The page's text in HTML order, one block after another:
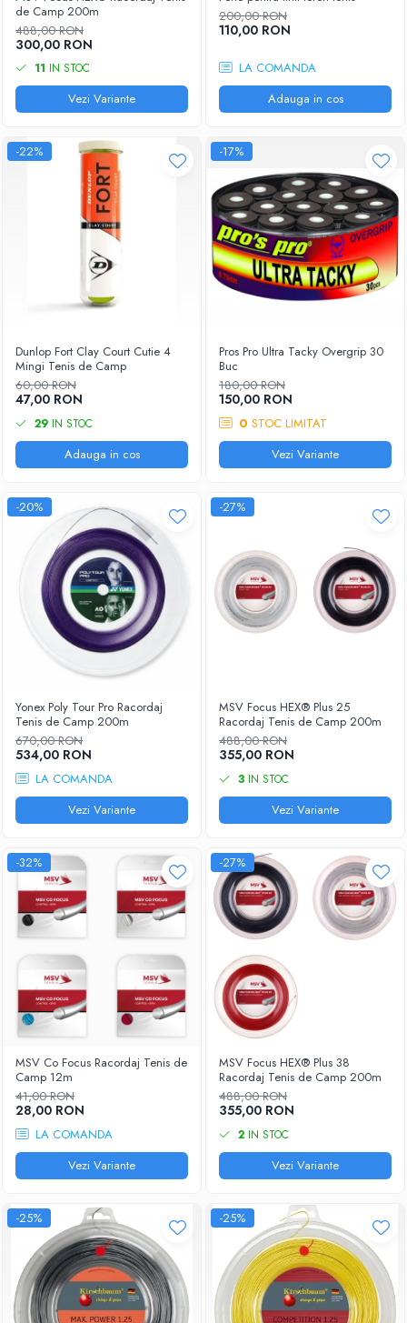
Babolat
Fete
Babolat
Baieti
Nike
Adidas
Accesorii Imbracaminte
Under Armour
de Camp 200m
488,00 RON
300,00 RON
11 IN STOC
Vezi Variante
200,00 RON
110,00 RON
LA COMANDA
Adauga in cos
-22%
Dunlop Fort Clay Court Cutie 4
Mingi Tenis de Camp
60,00 RON
47,00 RON
29 IN STOC
Adauga in cos
-17%
Pros Pro Ultra Tacky Overgrip 30
Buc
180,00 RON
150,00 RON
0 STOC LIMITAT
Vezi Variante
-20%
Yonex Poly Tour Pro Racordaj
Tenis de Camp 200m
670,00 RON
534,00 RON
LA COMANDA
Vezi Variante
-27%
MSV Focus HEX® Plus 25
Racordaj Tenis de Camp 200m
488,00 RON
355,00 RON
3 IN STOC
Vezi Variante
-32%
MSV Co Focus Racordaj Tenis de
Camp 12m
41,00 RON
28,00 RON
LA COMANDA
Vezi Variante
-27%
MSV Focus HEX® Plus 38
Racordaj Tenis de Camp 200m
488,00 RON
355,00 RON
2 IN STOC
Vezi Variante
-25% -25%